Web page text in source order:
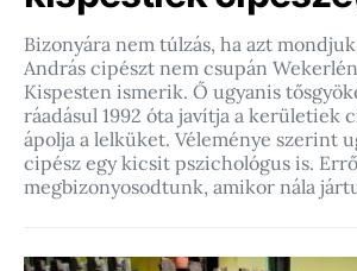
Bizonyára nem túlzás, ha azt
András cipészt nem csupán
Kispesten ismerik. Ő ugyanis
ráadásul 1992 óta javítja a kerületiek
ápolja a lelküket. Véleménye szerint
cipész egy kicsit pszichológus is.
megbizonyosodtunk, amikor nála